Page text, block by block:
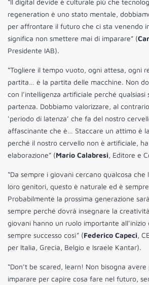
“Il digital devide è culturale più che
regeneration è uno stato mentale,
per affrontare il futuro che ci sta venendo
significa non smettere mai di imparare” (
Presidente IAB).
“Togliere il tempo vuoto, ogni attesa, ogni
partita… è la partita delle macchine. Non
con l’intelligenza artificiale perché qualsiasi
partenza. Dobbiamo valorizzare, al
‘periodo di latenza’ che fa del nostro
affascinante che è… Staccare un attimo è
perché il nostro cervello non è artificiale,
elaborazione” (Mario Calabresi, Editore e
“Da sempre i giovani cercano qualcosa che
loro genitori, questo è naturale ed è
Probabilmente la prossima generazione
sempre perché dovrà insegnare la
giovani hanno un ruolo importante
sempre successo così” (Federico Capeci,
per Italia, Grecia, Belgio e Israele Kantar).
“Don’t be scared, learn! Non bisogna
imparare per capire cosa fare nel futuro,